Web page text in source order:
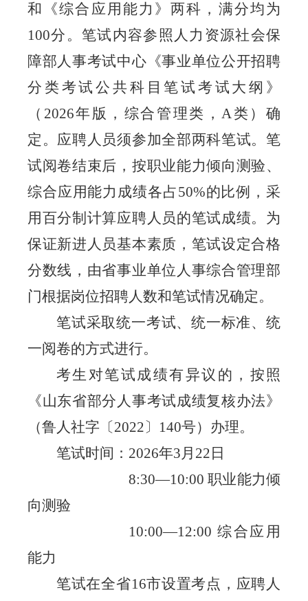
和《综合应用能力》两科，满分均为
100分。笔试内容参照人力资源社会保
障部人事考试中心《事业单位公开招聘
分类考试公共科目笔试考试大纲》
（ 2026年版，综合管理类，A类）确
定。应聘人员须参加全部两科笔试。笔
试阅卷结束后，按职业能力倾向测验、
综合应用能力成绩各占50%的比例，采
用百分制计算应聘人员的笔试成绩。为
保证新进人员基本素质，笔试设定合格
分数线，由省事业单位人事综合管理部
门根据岗位招聘人数和笔试情况确定。
笔试采取统一考试、统一标准、统
一阅卷的方式进行。
考生对笔试成绩有异议的，按照
《山东省部分人事考试成绩复核办法》
（鲁人社字〔2022〕 140号）办理。
笔试时间： 2026年3月 22 日
8:30—10:00职业能力倾
向测验
10:00—12:00 综合应用
能力
笔试在全省16市设置考点，应聘人